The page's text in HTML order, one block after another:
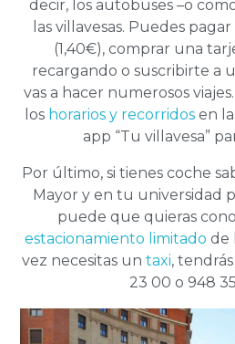
decir, los autobuses –o
las villavesas. Puedes
(1,40€), comprar una
recargando o suscribirte a
vas a hacer numerosos
los horarios y recorridosen la
app “Tu villavesa”
Por último, si tienes coche
Mayor y en tu universidad
puede que quieras
estacionamiento limitado de
vez necesitas un taxi,
23 00 o 948